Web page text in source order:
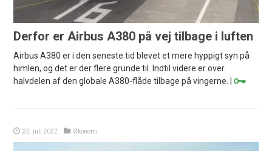
Derfor er Airbus A380 på vej tilbage i luften
Airbus A380 er i den seneste tid blevet et mere hyppigt syn på
himlen, og det er der flere grunde til. Indtil videre er over
halvdelen af den globale A380-flåde tilbage på vingerne. |
22. juli 2022 Økonomi